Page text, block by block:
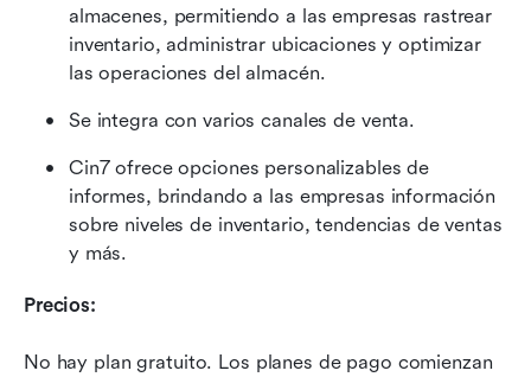
almacenes, permitiendo a las empresas rastrear
inventario, administrar ubicaciones y optimizar
las operaciones del almacén.
Se integra con varios canales de venta.
Cin7 ofrece opciones personalizables de
informes, brindando a las empresas información
sobre niveles de inventario, tendencias de ventas
y más.
Precios:
No hay plan gratuito. Los planes de pago comienzan